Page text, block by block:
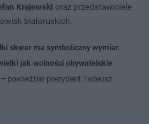
Krajewski oraz przedstawiciele
białoruskich.
skwer ma symboliczny wymiar.
jak wolności obywatelskie
powiedział prezydent Tadeusz